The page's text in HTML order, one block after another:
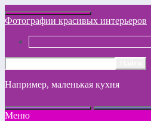
Фотографии красивых интерьеров
Например, маленькая кухня
Меню